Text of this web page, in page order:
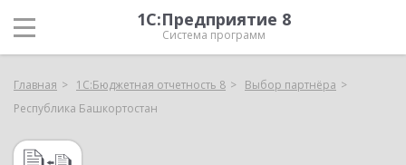
1С:Предприятие 8
Система программ
Главная 1С:Бюджетная отчетность 8
Выбор партнёра
Республика Башкортостан